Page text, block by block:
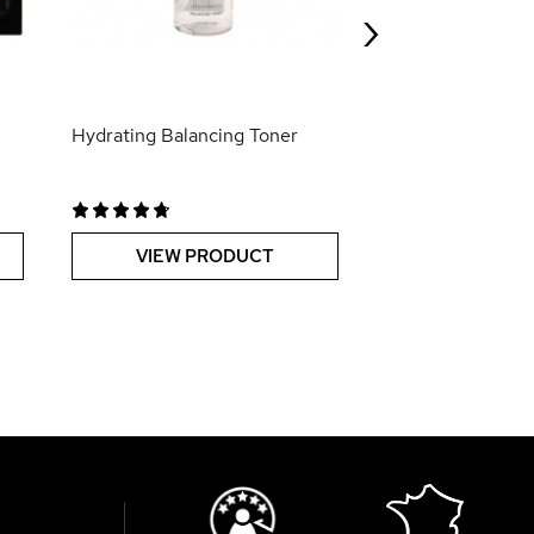
Hydrating Balancing Toner
VIEW PRODUCT
›